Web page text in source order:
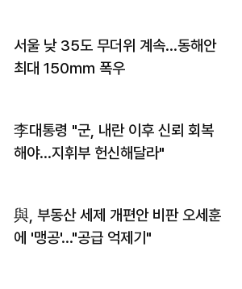
서울 낮 35도 무더위 계속…동해안
최대 150㎜ 폭우
李대통령 "군, 내란 이후 신뢰 회복
해야…지휘부 헌신해달라"
與, 부동산 세제 개편안 비판 오세훈
에 '맹공'…"공급 억제기"